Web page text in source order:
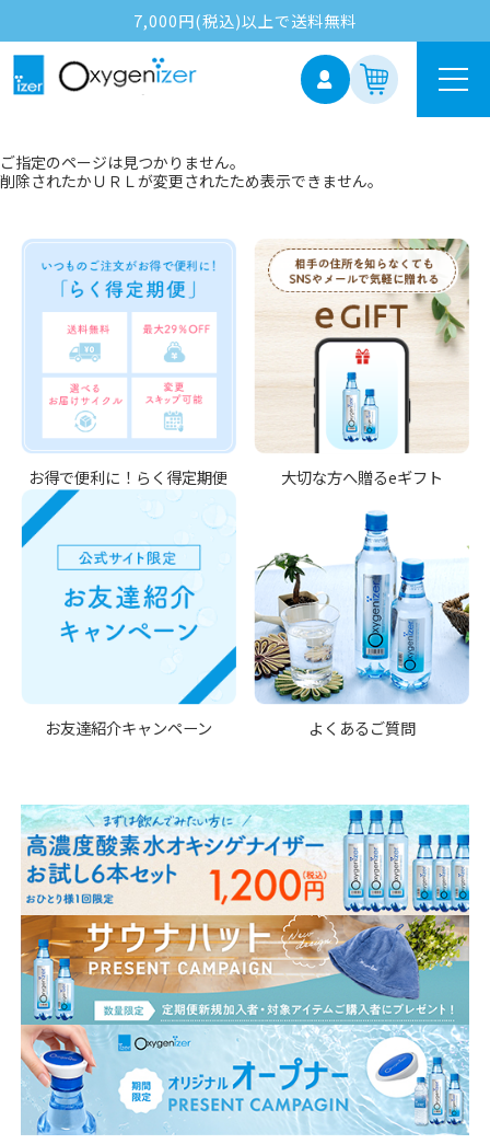
7,000円(税込)以上で送料無料
ご指定のページは見つかりません。
削除されたかＵＲＬが変更されたため表示できません。
お得で便利に！らく得定期便 大切な方へ贈るeギフト
お友達紹介キャンペーン よくあるご質問